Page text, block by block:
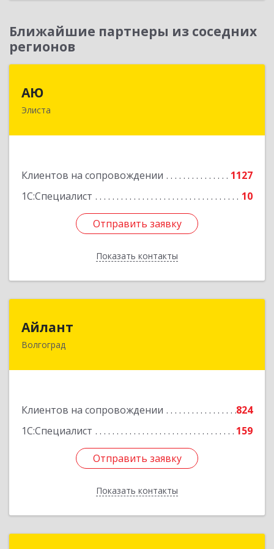
Ближайшие партнеры из соседних
регионов
АЮ
Элиста
Клиентов на сопровождении
1127
1С:Специалист
10
Отправить заявку
Показать контакты
358009, Калмыкия Респ, Элиста г, А.С.Пушкина
Отправить заявку
Назад
Айлант
Волгоград
Клиентов на сопровождении
824
1С:Специалист
159
Отправить заявку
Показать контакты
400001, Волгоградская обл, Волгоград г, им
Отправить заявку
Назад